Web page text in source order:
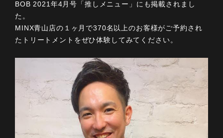
BOB 2021年4月号「推しメニュー」にも掲載されまし
た。
MINX青山店の１ヶ月で370名以上のお客様がご予約され
たトリートメントをぜひ体験してみてください。